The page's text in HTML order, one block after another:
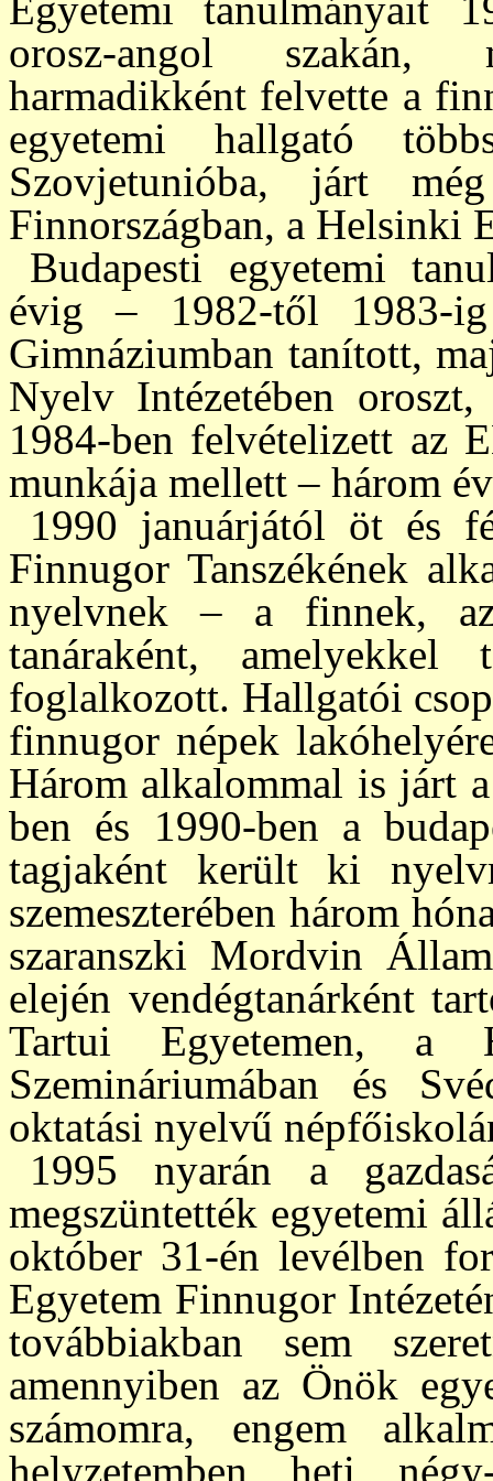
orosz-angol szakán,
harmadikként felvette a
egyetemi hallgató
Szovjetunióba, járt
Finnországban, a Helsinki
Budapesti egyetemi
évig – 1982-től 1983-
Gimnáziumban tanított,
Nyelv Intézetében
1984-ben felvételizett az
mun­ká­ja mellett – három
1990 januárjától öt és
Finnugor Tan­szé­kének
nyelvnek – a finnek,
tanáraként, amelyekkel
foglalkozott. Hallgatói
finn­ugor népek
Három alka­lom­mal is járt
ben és 1990-ben a
tagjaként ke­rült ki
szemeszterében három
szaranszki Mordvin
elején ven­dég­ta­nárként
Tartui Egyetemen, a
Szemináriumá­ban és
oktatási nyelvű
1995 nyarán a
megszüntették egye­temi
október 31-én levélben
Egyetem Finnugor
továbbiakban sem
amennyiben az Önök
számomra, engem
helyzetemben heti